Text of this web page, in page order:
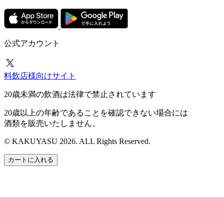
公式アカウント
料飲店様向けサイト
20歳未満の飲酒は法律で禁止されています
20歳以上の年齢であることを確認できない場合には
酒類を販売いたしません。
© KAKUYASU 2026. ALL Rights Reserved.
カートに入れる